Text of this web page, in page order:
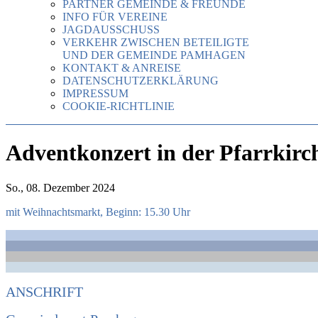
PARTNER GEMEINDE & FREUNDE
INFO FÜR VEREINE
JAGDAUSSCHUSS
VERKEHR ZWISCHEN BETEILIGTE
UND DER GEMEINDE PAMHAGEN
KONTAKT & ANREISE
DATENSCHUTZERKLÄRUNG
IMPRESSUM
COOKIE-RICHTLINIE
Adventkonzert in der
So., 08. Dezember 2024
mit Weihnachtsmarkt, Beginn: 15.30 Uhr
ANSCHRIFT